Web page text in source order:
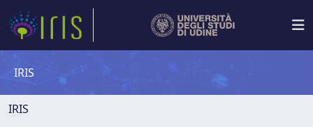
IRIS
IRIS